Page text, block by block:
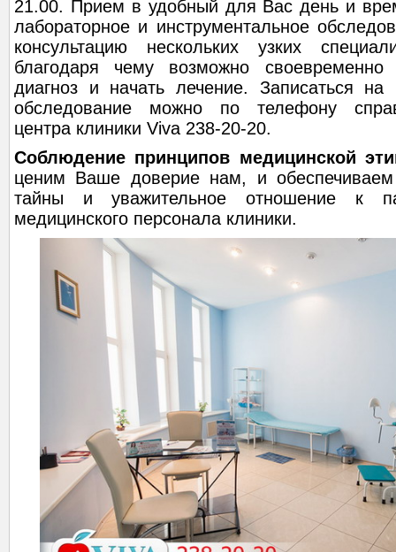
21.00. Прием в удобный для Вас день и
лабораторное и инструментальное
консультацию нескольких узких
благодаря чему возможно своевременно
диагноз и начать лечение. Записаться
обследование можно по телефону
центра клиники Viva 238-20-20.
Соблюдение принципов медицинской
ценим Ваше доверие нам, и обеспечиваем
тайны и уважительное отношение к
медицинского персонала клиники.